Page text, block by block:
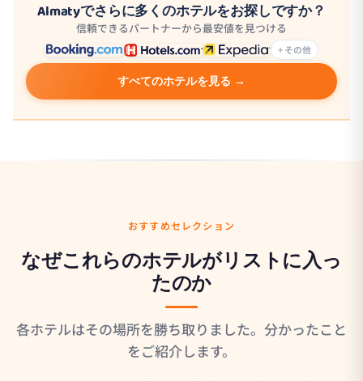
Almatyでさらに多くのホテルをお探しですか？
信頼できるパートナーから最安値を見つける
+ その他
すべてのホテルを見る →
おすすめセレクション
なぜこれらのホテルがリストに入っ
たのか
各ホテルはその場所を勝ち取りました。分かったこと
をご紹介します。